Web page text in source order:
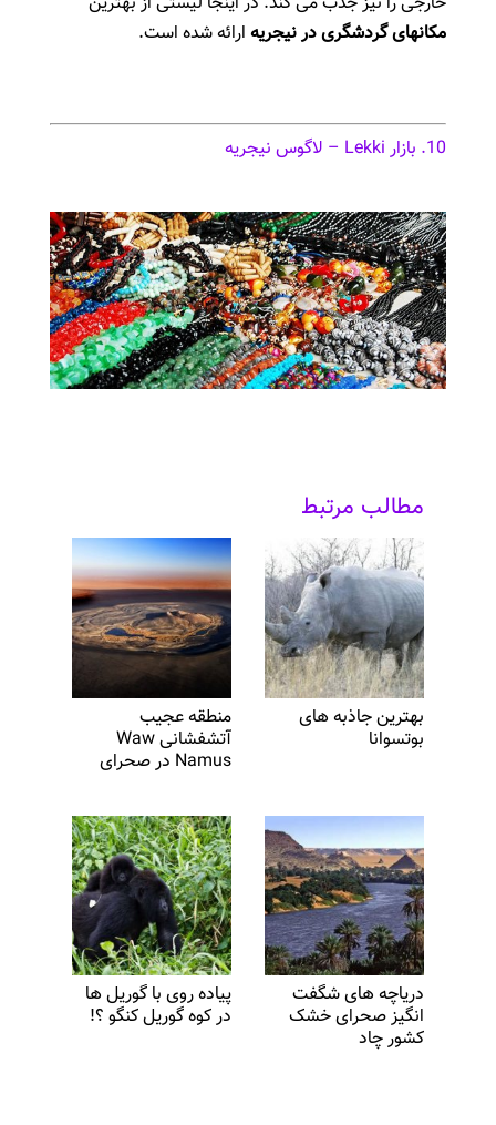
مکانهای گردشگری در نیجریهارائه شده است.
10. بازار Lekki – لاگوس نیجریه
مطالب مرتبط
بهترین جاذبه های
بوتسوانا
منطقه عجیب
آتشفشانی Waw
Namus در صحرای
دریاچه های شگفت
انگیز صحرای خشک
کشور چاد
پیاده روی با گوریل ها
در کوه گوریل کنگو ؟!